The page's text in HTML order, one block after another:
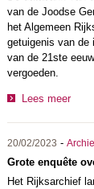
van de Joodse
het Algemeen
getuigenis van de
van de 21ste
vergoeden.
Lees meer
20/02/2023 -
Grote enquête
Het Rijksarchief